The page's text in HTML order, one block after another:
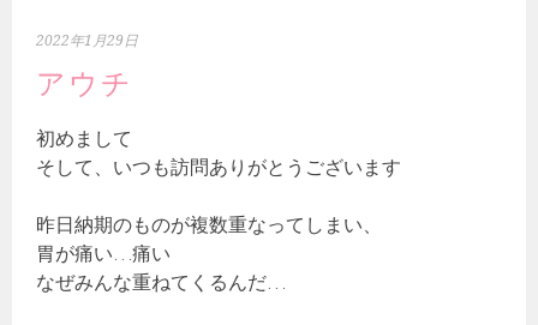
2022年1月29日
アウチ
初めまして
そして、いつも訪問ありがとうございます
昨日納期のものが複数重なってしまい、
胃が痛い…痛い
なぜみんな重ねてくるんだ…